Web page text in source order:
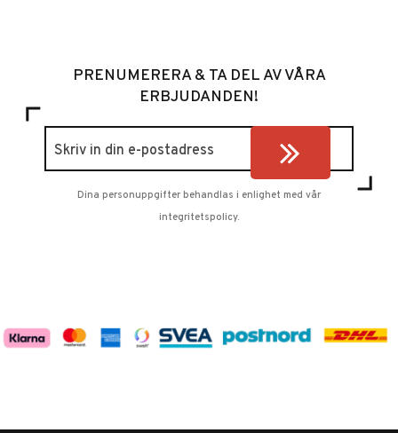
PRENUMERERA & TA DEL AV VÅRA
ERBJUDANDEN!
Dina personuppgifter behandlas i enlighet med vår
integritetspolicy.